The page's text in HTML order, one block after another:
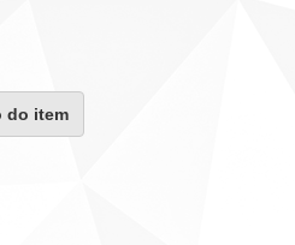
do item